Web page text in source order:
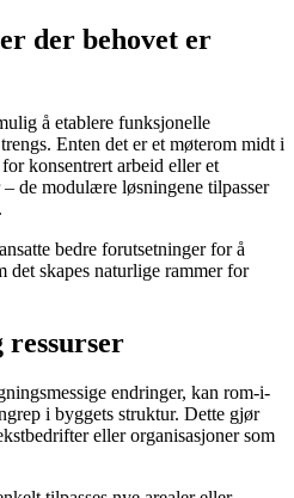
der behovet er
å etablere funksjonelle
Enten det er et møterom midt i
konsentrert arbeid eller et
de modulære løsningene tilpasser
bedre forutsetninger for å
det skapes naturlige rammer for
ressurser
endringer, kan rom-i-
i byggets struktur. Dette gjør
eller organisasjoner som